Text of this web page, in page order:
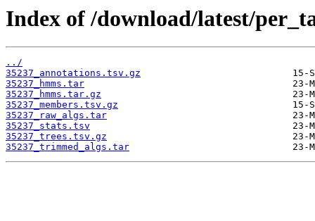
Index of /download/latest/
../
35237_annotations.tsv.gz
35237_hmms.tar
35237_hmms.tar.gz
35237_members.tsv.gz
35237_raw_algs.tar
35237_stats.tsv
35237_trees.tsv.gz
35237_trimmed_algs.tar